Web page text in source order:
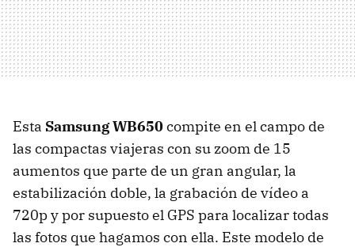
Esta Samsung WB650compite en el campo de
las compactas viajeras con su zoom de 15
aumentos que parte de un gran angular, la
estabilización doble, la grabación de vídeo a
720p y por supuesto el GPS para localizar todas
las fotos que hagamos con ella. Este modelo de